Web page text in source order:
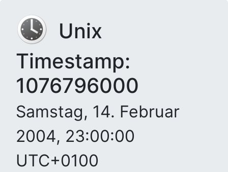
Unix
Timestamp:
1076796000
Samstag, 14. Februar
2004, 23:00:00
UTC+0100